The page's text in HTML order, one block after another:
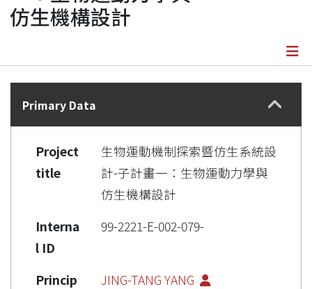
Organizations
仿生機構設計
Details
Primary Data
Project
title
生物運動機制探索暨仿生系統設
計-子計畫一：生物運動力學與
仿生機構設計
Interna
l ID
99-2221-E-002-079-
Princip
JING-TANG YANG